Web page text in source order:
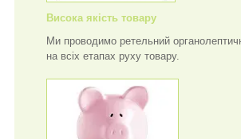
Висока якість товару
Ми проводимо ретельний
на всіх етапах руху товару.